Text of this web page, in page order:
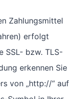
Zahlungsmittel
erfolgt
SSL- bzw. TLS-
erkennen Sie
von „http://“ auf